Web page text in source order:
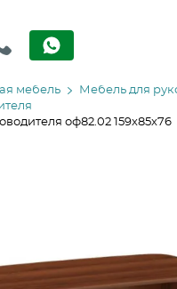
мебель
Мебель для
оф82.02 159х85х76